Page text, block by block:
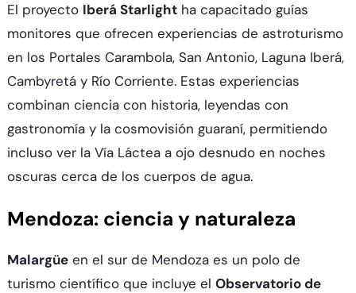
El proyecto Iberá Starlightha capacitado guías
monitores que ofrecen experiencias de astroturismo
en los Portales Carambola, San Antonio, Laguna Iberá,
Cambyretá y Río Corriente. Estas experiencias
combinan ciencia con historia, leyendas con
gastronomía y la cosmovisión guaraní, permitiendo
incluso ver la Vía Láctea a ojo desnudo en noches
oscuras cerca de los cuerpos de agua.​
Mendoza: ciencia y naturaleza
Malargüeen el sur de Mendoza es un polo de
turismo científico que incluye el Observatorio de